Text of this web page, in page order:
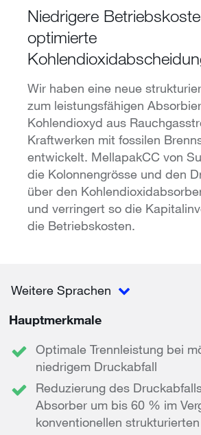
Niedrigere
optimierte
Wir haben eine neue
zum leistungsfähigen
Kohlendioxyd aus
Kraftwerken mit fossilen
entwickelt. MellapakCC von
die Kolonnengrösse und den
über den
und verringert so die
die Betriebskosten.
Weitere Sprachen
Hauptmerkmale
Optimale Trennleistung bei
niedrigem Druckabfall
Reduzierung des
Absorber um bis 60 % im
konventionellen